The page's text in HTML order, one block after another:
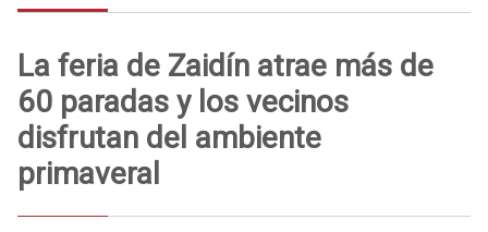
La feria de Zaidín atrae más de
60 paradas y los vecinos
disfrutan del ambiente
primaveral